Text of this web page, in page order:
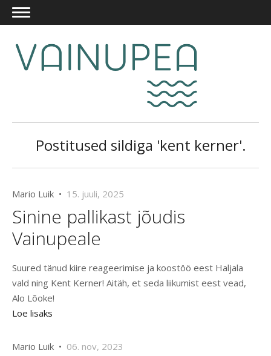
Postitused sildiga 'kent kerner'.
Mario Luik • 15. juuli, 2025
Sinine pallikast jõudis
Vainupeale
Suured tänud kiire reageerimise ja koostöö eest Haljala
vald ning Kent Kerner! Aitäh, et seda liikumist eest vead,
Alo Lõoke!
Loe lisaks
Mario Luik • 06. nov, 2023